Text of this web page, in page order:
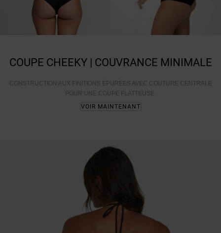
COUPE CHEEKY | COUVRANCE MINIMALE
CONSTRUCTION AUX FINITIONS ÉPURÉES AVEC COUTURE CENTRALE
POUR UNE COUPE FLATTEUSE.
VOIR MAINTENANT